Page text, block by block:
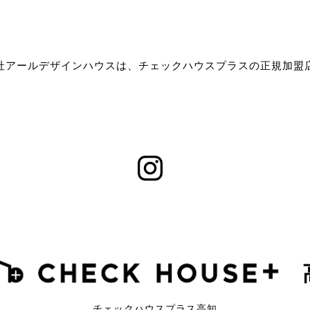
アールデザインハウスは、チェックハウスプラスの正規加盟